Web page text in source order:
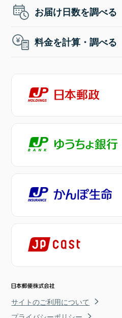
お届け日数を調べる
料金を計算・調べる
サイトのご利用について